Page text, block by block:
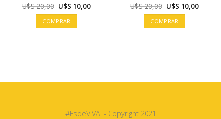
U$S20,00 El
precio
original
era:
U$S
U$S 10,00El
COMPRAR
U$S20,00 El
precio
original
era:
U$S
U$S 10,00El
COMPRAR
#EsdeVIVAI - Copyright 2021